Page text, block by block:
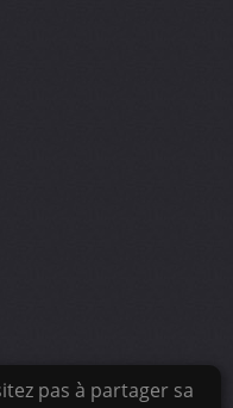
pas à partager sa